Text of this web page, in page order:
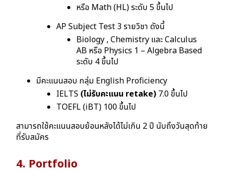
หรือ Math (HL)ระดับ 5 ขึ้นไป
AP Subject Test 3 รายวิชา ดังนี้
Biology , Chemistry และ Calculus
AB หรือ Physics 1 – Algebra Based
ระดับ 4 ขึ้นไป
มีคะแนนสอบ กลุ่ม English Proficiency
IELTS (ไม่รับคะแนน retake) 7.0 ขึ้นไป
TOEFL (iBT) 100 ขึ้นไป
สามารถใช้คะแนนสอบย้อนหลังได้ไม่เกิน 2 ปี นับถึงวันสุดท้าย
ที่รับสมัคร
4. Portfolio